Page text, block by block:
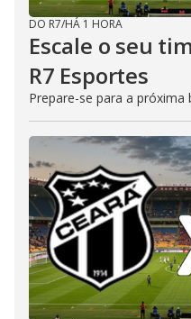
DO R7/HÁ 1 HORA
Escale o seu
R7 Esportes
Prepare-se para a próxima